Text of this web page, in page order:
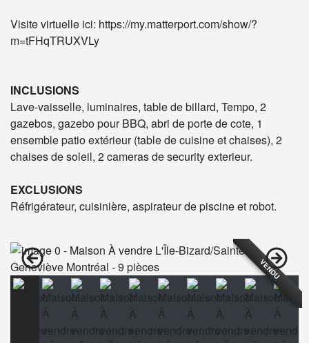
Visite virtuelle ici: https://my.matterport.com/show/?
m=tFHqTRUXVLy
INCLUSIONS
Lave-vaisselle, luminaires, table de billard, Tempo, 2
gazebos, gazebo pour BBQ, abri de porte de cote, 1
ensemble patio extérieur (table de cuisine et chaises), 2
chaises de soleil, 2 cameras de security exterieur.
EXCLUSIONS
Réfrigérateur, cuisinière, aspirateur de piscine et robot.
VENDU